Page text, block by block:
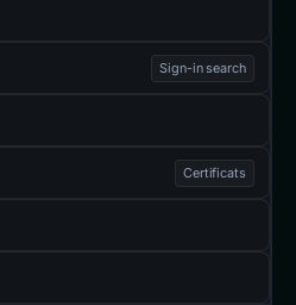
Sign-in search
Certificats